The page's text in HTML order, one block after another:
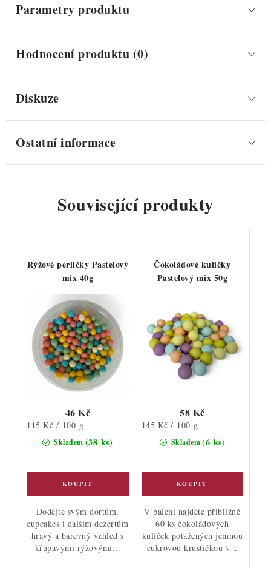
Parametry produktu
Hodnocení produktu (0)
Diskuze
Ostatní informace
Související produkty
Rýžové perličky Pastelový
mix 40g
Skladem (38 ks)
46 Kč
Měrná
cena:
115 Kč / 100 g
Dodejte svým dortům,
cupcakes i dalším dezertům
hravý a barevný vzhled s
křupavými rýžovými...
Čokoládové kuličky
Pastelový mix 50g
Skladem(6 ks)
58 Kč
Měrná
145 Kč / 100 g
V balení najdete přibližně
60 ks čokoládových
kuliček potažených jemnou
cukrovou krustičkou v...